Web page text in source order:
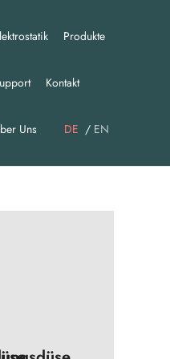
Produkte
Kontakt
Uns DE EN